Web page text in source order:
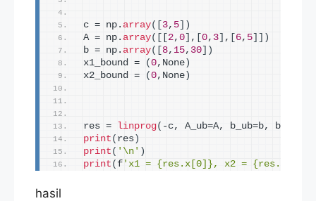
c = np. array([3, 5])
A = np. array([[2, 0] , [0, 3] , [6, 5]])
b = np. array([8, 15, 30])
x1_bound =
(0,None)
x2_bound =
(0,None)
res = linprog( -c, A_ub=A, b_ub=b, bounds=
print ( res)
print ( '\n' )
print ( f 'x1 = {res.x[0]}, x2 =
hasil